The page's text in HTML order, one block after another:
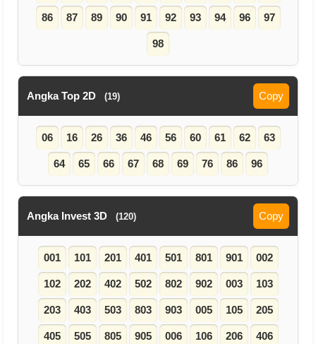
86 87 89 90 91 92 93 94 96 97
98
Angka Top 2D (19) Copy
06 16 26 36 46 56 60 61 62 63
64 65 66 67 68 69 76 86 96
Angka Invest 3D (120) Copy
001 101 201 401 501 801 901 002
102 202 402 502 802 902 003 103
203 403 503 803 903 005 105 205
405 505 805 905 006 106 206 406